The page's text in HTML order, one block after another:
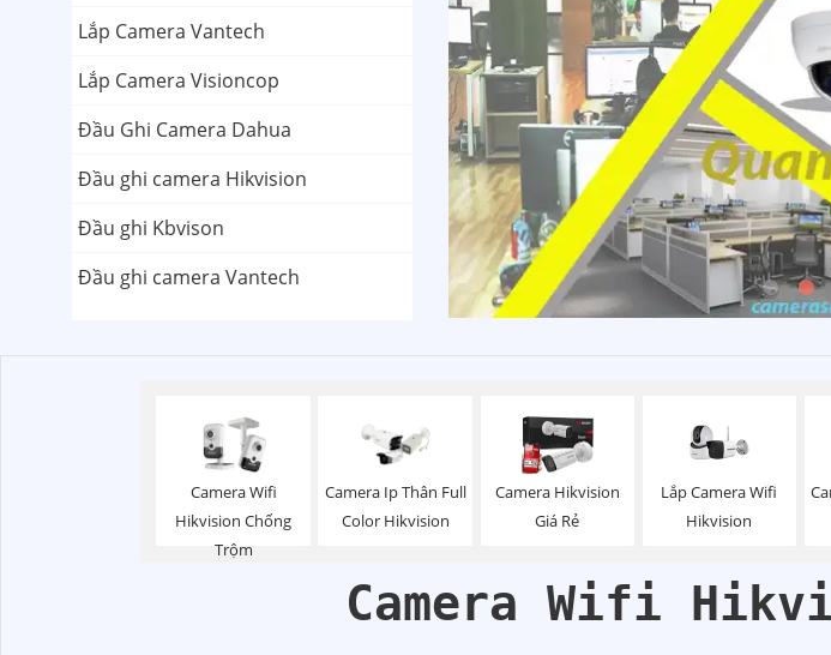
Lắp Camera Vantech
Lắp Camera Visioncop
Đầu Ghi Camera Dahua
Đầu ghi camera Hikvision
Đầu ghi Kbvison
Đầu ghi camera Vantech
Camera Wifi
Hikvision Chống
Trộm
Camera Ip Thân Full
Color Hikvision
Camera Hikvision
Giá Rẻ
Lắp Camera Wifi
Hikvision
Camera Wifi